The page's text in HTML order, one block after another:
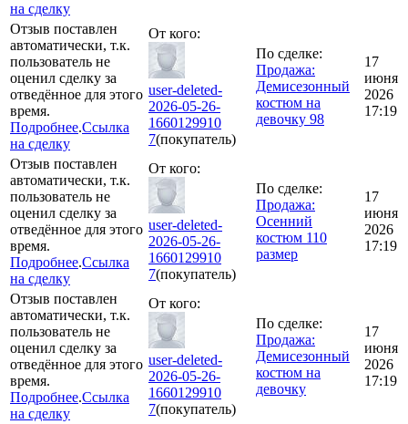
на сделку
Отзыв поставлен
автоматически, т.к.
пользователь не
оценил сделку за
отведённое для этого
время.
Подробнее.Ссылка
на сделку
От кого:
user-deleted-
2026-05-26-
1660129910
7(покупатель)
По сделке:
Продажа:
Демисезонный
костюм на
девочку 98
17
июня
2026
17:19
Отзыв поставлен
автоматически, т.к.
пользователь не
оценил сделку за
отведённое для этого
время.
Подробнее.Ссылка
на сделку
От кого:
user-deleted-
2026-05-26-
1660129910
7(покупатель)
По сделке:
Продажа:
Осенний
костюм 110
размер
17
июня
2026
17:19
Отзыв поставлен
автоматически, т.к.
пользователь не
оценил сделку за
отведённое для этого
время.
Подробнее.Ссылка
на сделку
От кого:
user-deleted-
2026-05-26-
1660129910
7(покупатель)
По сделке:
Продажа:
Демисезонный
костюм на
девочку
17
июня
2026
17:19